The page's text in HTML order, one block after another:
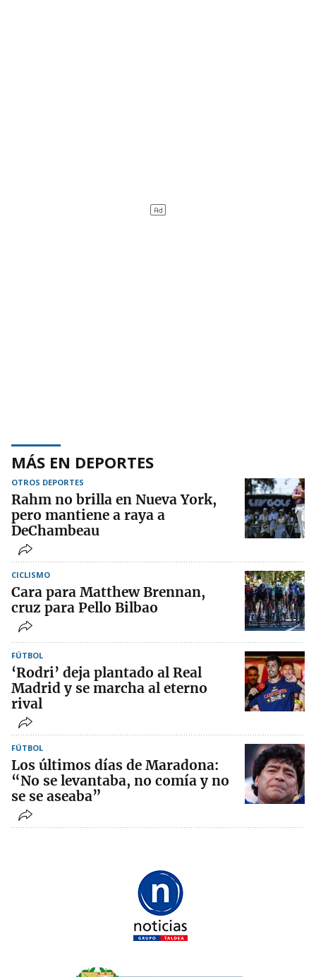
MÁS EN DEPORTES
OTROS DEPORTES
Rahm no brilla en Nueva York,
pero mantiene a raya a
DeChambeau
CICLISMO
Cara para Matthew Brennan,
cruz para Pello Bilbao
FÚTBOL
‘Rodri’ deja plantado al Real
Madrid y se marcha al eterno
rival
FÚTBOL
Los últimos días de Maradona:
“No se levantaba, no comía y no
se se aseaba”